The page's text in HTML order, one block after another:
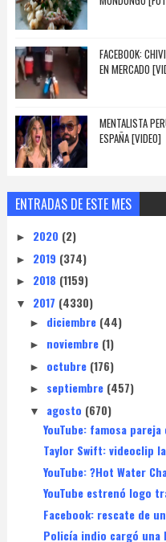
FACEBOOK:
EN MERCADO
MENTALISTA
ESPAÑA [VIDEO]
ENTRADAS DE ESTE MES
► 2020 (2)
► 2019 (374)
► 2018 (1159)
▼ 2017 (4330)
► diciembre (44)
► noviembre (1)
► octubre (176)
► septiembre (457)
▼ agosto (670)
YouTube: famosa
Taylor Swift: videoclip
YouTube: ?Hot Water
YouTube estrenó logo
Facebook: rescate de
Policía indio cargó